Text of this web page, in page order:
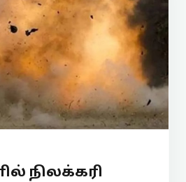
நிலக்கரி